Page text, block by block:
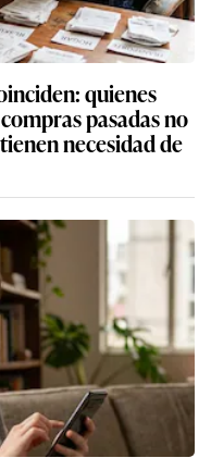
quienes
pasadas no
necesidad de